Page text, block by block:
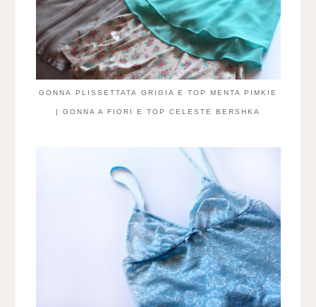
GONNA PLISSETTATA GRIGIA E TOP MENTA PIMKIE
| GONNA A FIORI E TOP CELESTE BERSHKA